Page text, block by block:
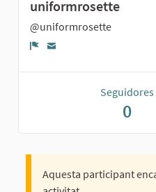
uniformrosette
@uniformrosette
Seguidores
0
Aquesta participant